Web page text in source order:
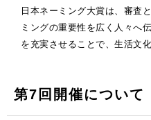
日本ネーミング大賞は、審査
ミングの重要性を広く人々へ
を充実させることで、生活文
第7回開催について